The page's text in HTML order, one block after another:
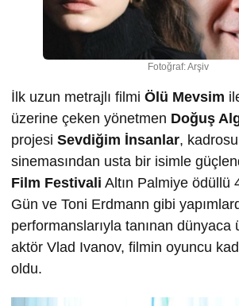
Fotoğraf: Arşiv
İlk uzun metrajlı filmi Ölü Mevsim
üzerine çeken yönetmen Doğuş
projesi Sevdiğim İnsanlar,
sinemasından usta bir isimle
Film Festivali Altın Palmiye ödüllü
Gün ve Toni Erdmann gibi
performanslarıyla tanınan dünyaca
aktör Vlad Ivanov, filmin oyuncu
oldu.